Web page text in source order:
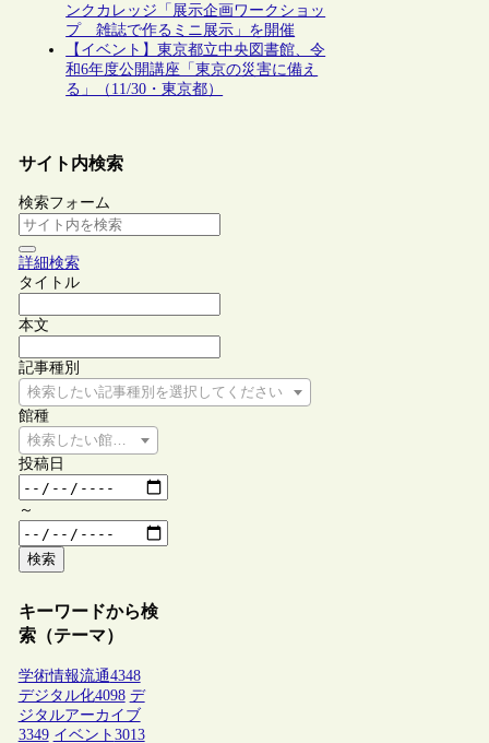
ンクカレッジ「展示企画ワークショッ
プ 雑誌で作るミニ展示」を開催
【イベント】東京都立中央図書館、令
和6年度公開講座「東京の災害に備え
る」（11/30・東京都）
サイト内検索
検索フォーム
詳細検索
タイトル
本文
記事種別
検索したい記事種別を選択してください
館種
検索したい館種を選択してください
投稿日
～
検索
キーワードから検
索（テーマ）
学術情報流通4348
デジタル化4098 デ
ジタルアーカイブ
3349 イベント 3013